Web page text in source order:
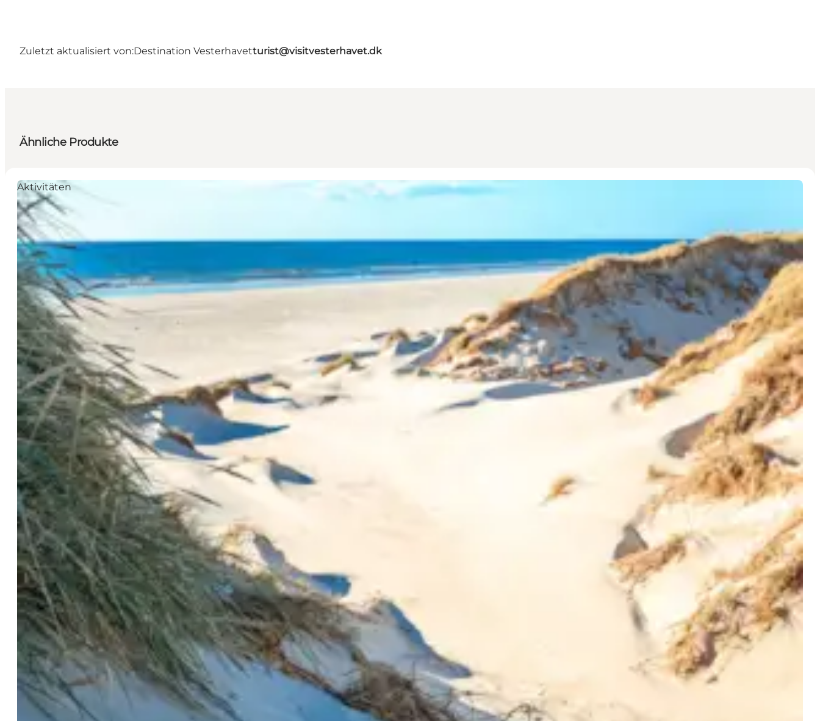
Zuletzt aktualisiert von:Destination Vesterhavetturist@visitvesterhavet.dk
Ähnliche Produkte
Aktivitäten